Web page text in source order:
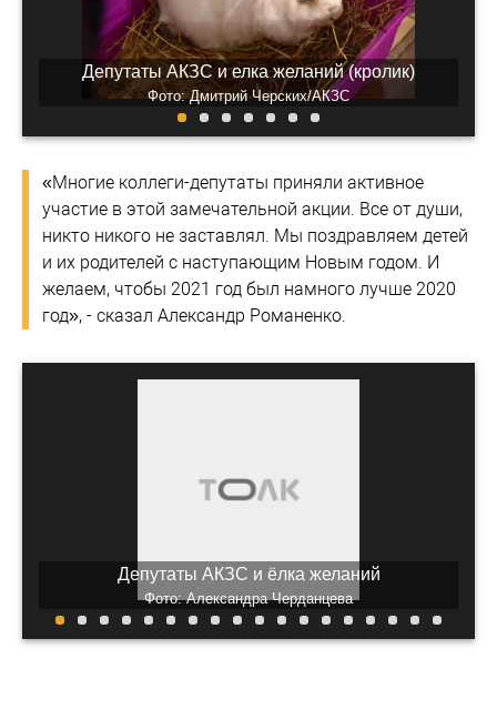
Депутаты АКЗС и елка желаний (кролик)
Фото: Дмитрий Черских/АКЗС
«Многие коллеги-депутаты приняли активное
участие в этой замечательной акции. Все от души,
никто никого не заставлял. Мы поздравляем детей
и их родителей с наступающим Новым годом. И
желаем, чтобы 2021 год был намного лучше 2020
год», - сказал Александр Романенко.
Депутаты АКЗС и ёлка желаний
Фото: Александра Черданцева